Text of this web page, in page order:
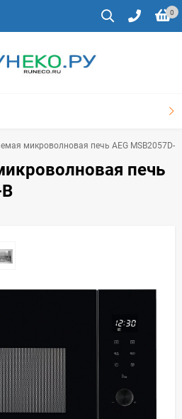
0
микроволновая печь AEG MSB2057D-B
печь